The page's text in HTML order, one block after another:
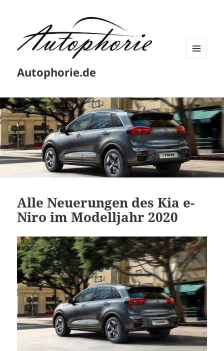
Autophorie.de
Alle Neuerungen des Kia e-
Niro im Modelljahr 2020